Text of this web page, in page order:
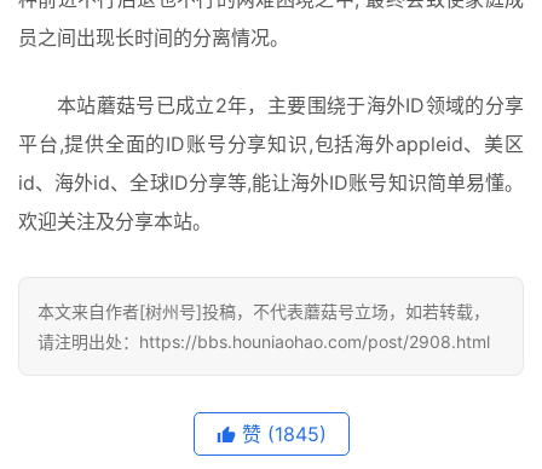
员之间出现长时间的分离情况。
本站蘑菇号已成立2年，主要围绕于海外ID领域的分享
平台,提供全面的ID账号分享知识,包括海外appleid、美区
id、海外id、全球ID分享等,能让海外ID账号知识简单易懂。
欢迎关注及分享本站。
本文来自作者[树州号]投稿，不代表蘑菇号立场，如若转载，
请注明出处：https://bbs.houniaohao.com/post/2908.html
赞 (1845)